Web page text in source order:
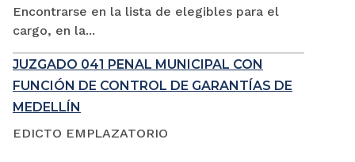
Encontrarse en la lista de elegibles para el
cargo, en la...
JUZGADO 041 PENAL MUNICIPAL CON
FUNCIÓN DE CONTROL DE GARANTÍAS DE
MEDELLÍN
EDICTO EMPLAZATORIO